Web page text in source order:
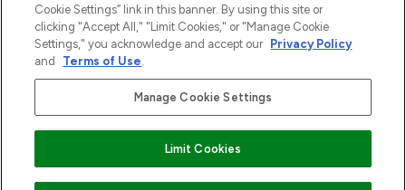
O LOOKFANTASTIC
Płać bezpiecznie za pomocą
Cookie Settings” link in this banner. By using this site or
clicking "Accept All," "Limit Cookies," or "Manage Cookie
Settings," you acknowledge and accept our Privacy Policy
and
Terms of Use.
Manage Cookie Settings
Limit Cookies